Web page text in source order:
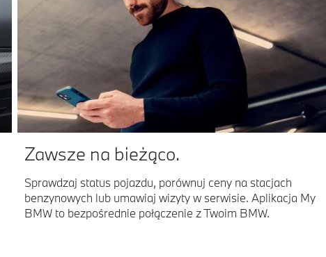
Zawsze na bieżąco.
Sprawdzaj status pojazdu, porównuj ceny na stacjach
benzynowych lub umawiaj wizyty w serwisie. Aplikacja My
BMW to bezpośrednie połączenie z Twoim BMW.